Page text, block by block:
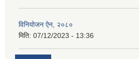
विनियोजन ऐन, २०८०
मिति: 07/12/2023 - 13:36